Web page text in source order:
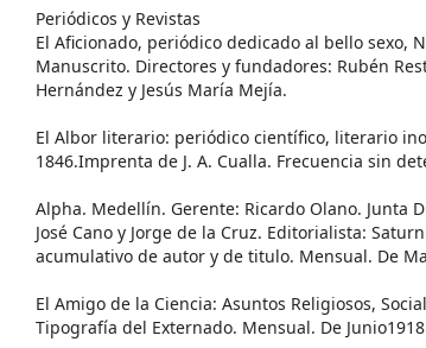
Periódicos y Revistas
El Aficionado, periódico dedicado al bello sexo,
Manuscrito. Directores y fundadores: Rubén
Hernández y Jesús María Mejía.
El Albor literario: periódico científico, literario
1846.Imprenta de J. A. Cualla. Frecuencia sin
Alpha. Medellín. Gerente: Ricardo Olano. Junta
José Cano y Jorge de la Cruz. Editorialista:
acumulativo de autor y de titulo. Mensual. De
El Amigo de la Ciencia: Asuntos Religiosos,
Tipografía del Externado. Mensual. De